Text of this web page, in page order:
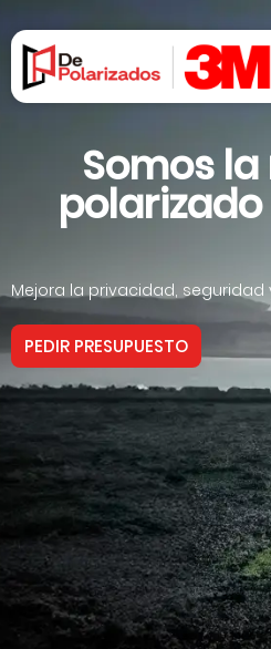
Somos
Mejora la privacidad,
PEDIR PRESUPUESTO